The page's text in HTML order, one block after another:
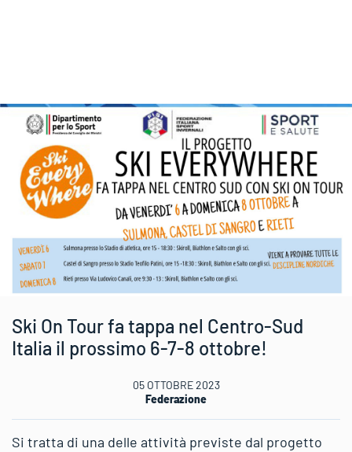
Ski On Tour fa tappa nel Centro-Sud
Italia il prossimo 6-7-8 ottobre!
05 OTTOBRE 2023
Federazione
Si tratta di una delle attività previste dal progetto